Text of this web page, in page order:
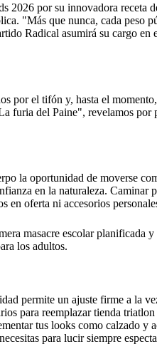
por su innovadora receta
"Más que nunca, cada peso
Radical asumirá su cargo en
por el tifón y, hasta el
furia del Paine", revelamos
la oportunidad de moverse
en la naturaleza. Caminar
en oferta ni accesorios
masacre escolar planificada
los adultos.
permite un ajuste firme a la
para reemplazar tienda
tus looks como calzado y
para lucir siempre